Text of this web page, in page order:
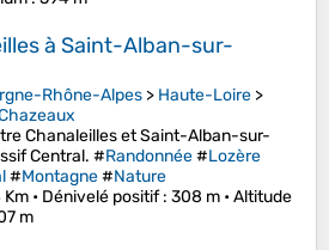
à Saint-Alban-sur-
Rhône-Alpes > Haute-Loire >
Chanaleilles et Saint-Alban-sur-
Central. #Randonnée#Lozère
#Montagne#Nature
Km • Dénivelé positif: 308 m •Altitude
m